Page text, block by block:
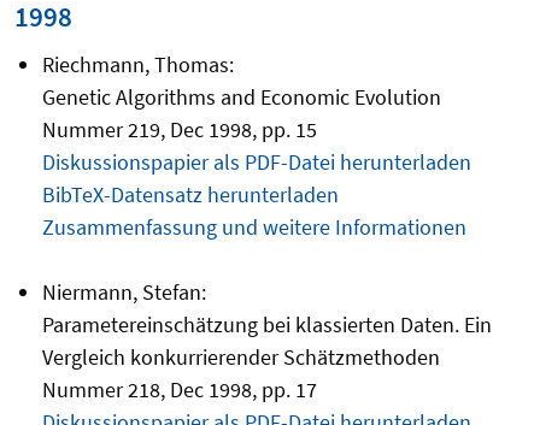
1998
Riechmann, Thomas:
Genetic Algorithms and Economic Evolution
Nummer 219, Dec 1998, pp. 15
Diskussionspapier als PDF-Datei herunterladen
BibTeX-Datensatz herunterladen
Zusammenfassung und weitere Informationen
Niermann, Stefan:
Parametereinschätzung bei klassierten Daten. Ein
Vergleich konkurrierender Schätzmethoden
Nummer 218, Dec 1998, pp. 17